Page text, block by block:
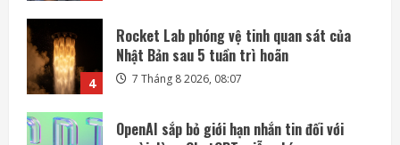
5
OpenAI sắp bỏ giới hạn nhắn tin đối với
người dùng ChatGPT miễn phí
7 Tháng 8 2026, 07:55
SpaceX và Tesla đầu tư 16,8 tỷ USD xây